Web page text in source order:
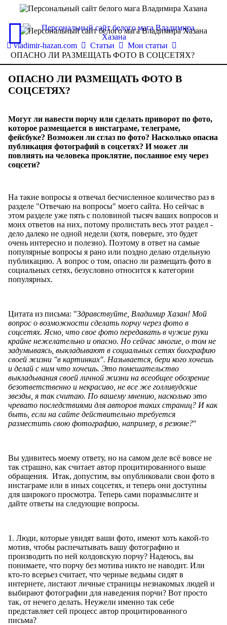
vladimir-hazan.com Статьи
Мои статьи
ОПАСНО ЛИ РАЗМЕЩАТЬ ФОТО В СОЦСЕТЯХ?
ОПАСНО ЛИ РАЗМЕЩАТЬ ФОТО В
СОЦСЕТЯХ?
Могут ли навести порчу или сделать приворот по фото,
которое размещается в инстаграме, телеграме,
фейсбуке? Возможен ли сглаз по фото? Насколько опасна
публикация фотографий в соцсетях? И может ли
повлиять на человека проклятие, посланное ему через
соцсети?
На такие вопросы я отвечал бесчисленное количество раз в
разделе "Отвечаю на вопросы" моего сайта. Но сейчас в
этом разделе уже пять с половиной тысяч ваших вопросов и
моих ответов на них, потому пролистать весь этот раздел -
дело далеко не одной недели (хотя, поверьте, это будет
очень интересно и полезно). Поэтому в ответ на самые
популярные вопросы я рано или поздно делаю отдельную
публикацию. А вопрос о том, опасно ли размещать фото в
социальных сетях, безусловно относится к категории
популярных.
Цитата из письма: "Здравствуйте, Владимир Хазан! Мой
вопрос о возможности сделать порчу через фото в
соцсетях. Ясно, что свое фото передавать в чужие руки
крайне нежелательно и опасно. Но сейчас многие, о том не
задумываясь, выкладывают в социальных сетях биографию
своей жизни "в картинках". Называется, бери кого хочешь
и делай с ним что хочешь. Это помешательство
выкладывания своей личной жизни на всеобщее обозрение
безответственно и некрасиво, не все же голливудские
звезды, я так считаю. По вашему мнению, насколько это
чревато последствиями для авторов таких страниц? И как
быть, если на сайте действительно требуется
разместить свою фотографию, например, в резюме?"
Вы удивитесь моему ответу, но на самом деле всё вовсе не
так страшно, как считает автор процитированного выше
обращения. Итак, допустим, вы опубликовали свои фото в
инстаграме или в иных соцсетях, и теперь они доступны
для широкого просмотра. Теперь сами поразмыслите и
дайте ответы на следующие вопросы.
1. Люди, которые увидят ваши фото, имеют хоть какой-то
мотив, чтобы распечатывать вашу фотографию и
производить по ней колдовскую порчу? Надеюсь, вы
понимаете, что порчу без мотива никто не наводит. Или
кто-то всерьез считает, что черные ведьмы сидят в
интернете, листают личные страницы незнакомых людей и
выбирают фотографии для наведения порчи? Вот просто
так, от нечего делать. Неужели именно так себе
представляет сей процесс автор процитированного
письма?